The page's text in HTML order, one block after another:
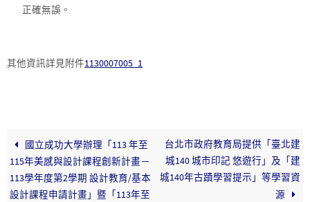
正確無誤。
其他資訊詳見附件1130007005_1
國立成功大學辦理「113 年至
115年美感與設計課程創新計畫－
113學年度第2學期 設計教育/基本
設計課程申請計畫」暨「113年至
台北市政府教育局提供「臺北建
城140 城市印記 悠遊行」及「建
城140年古蹟學習提示」等學習資
源